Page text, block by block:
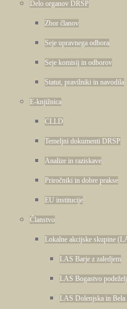
Delo organov DRSP
Zbor članov
Seje upravnega odbora
Seje komisij in odborov
Statut, pravilniki in navodila
E-knjižnica
CLLD
Temeljni dokumenti DRSP
Analize in raziskave
Priročniki in dobre prakse
EU institucije
Članstvo
Lokalne akcijske skupine
LAS Barje z zaledjem
LAS Bogastvo
LAS Dolenjska in Bela